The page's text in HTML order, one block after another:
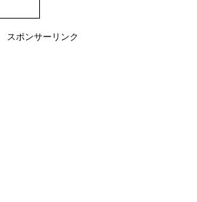
スポンサーリンク